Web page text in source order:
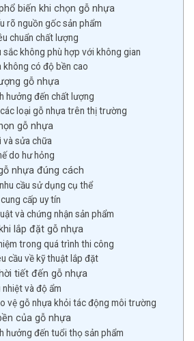
biến khi chọn gỗ nhựa
rõ nguồn gốc sản phẩm
chuẩn chất lượng
sắc không phù hợp với không gian
không có độ bền cao
gỗ nhựa
hưởng đến chất lượng
loại gỗ nhựa trên thị trường
gỗ nhựa
và sửa chữa
do hư hỏng
nhựa đúng cách
cầu sử dụng cụ thể
cung cấp uy tín
và chứng nhận sản phẩm
lắp đặt gỗ nhựa
trong quá trình thi công
cầu về kỹ thuật lắp đặt
tiết đến gỗ nhựa
nhiệt và độ ẩm
vệ gỗ nhựa khỏi tác động môi trường
của gỗ nhựa
hưởng đến tuổi thọ sản phẩm